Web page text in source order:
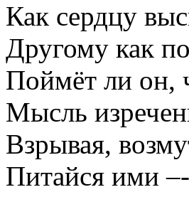
Как сердцу
Другому как
Поймёт ли он,
Мысль
Взрывая,
Питайся ими